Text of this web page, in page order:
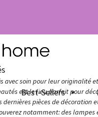
soin pour leur originalité
est le lieu parfait pour
pièces de
notamment: des
Best-Sellers